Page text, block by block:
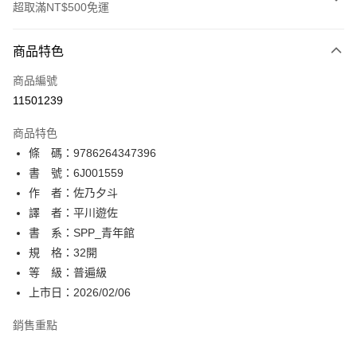
超取滿NT$500免運
信用卡一次付款
超商取貨付款
相關說明
【關於「AFTEE先享後付」】
AFTEE先享後付是「在收到商品之後才付款」的支付方式。 讓您購物簡單
便利好安心！
１．簡單：不需註冊會員、不需綁卡、不需儲值。
２．便利：只要手機號碼，簡訊認證，即可結帳。
３．安心：先確認商品／服務後，再付款。
【「AFTEE先享後付」結帳流程】
１．於結帳方式選擇「AFTEE先享後付」後，將跳轉至「AFTEE先享後付」
結帳頁面，進行簡訊認證並確認金額後，即可完成結帳。
２．訂單成立數日內，您將收到繳費通知簡訊。
ATM／網路銀行／等多元方式進行付款，方視為交易完成。
ATM付款
運送方式
全家取貨付款
每筆NT$80，滿NT$500(含以上)免運費
付款後全家取貨
商品特色
商品編號
11501239
商品特色
條 碼：9786264347396
書 號：6J001559
作 者：佐乃夕斗
譯 者：平川遊佐
書 系：SPP_青年館
規 格：32開
等 級：普遍級
上市日：2026/02/06
銷售重點